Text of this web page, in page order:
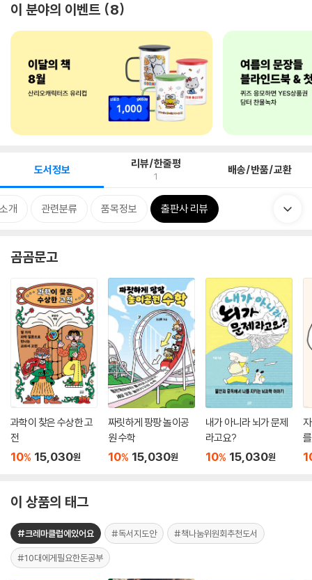
이 분야의 이벤트 8
도서정보 리뷰/한줄평
1 배송/반품/교환
개 관련분류 품목정보 출판사 리뷰
곰곰문고
과학이 찾은 수상한 고
전
10% 15,030원
짜릿하게 팡팡 놀이공
원 수학
10% 15,030원
내가 아니라 뇌가 문제
라고요?
10% 15,030원
이 상품의 태그
#크레마클럽에있어요 #독서지도안 #책나눔위원회추천도서
#10대에게필요한돈공부